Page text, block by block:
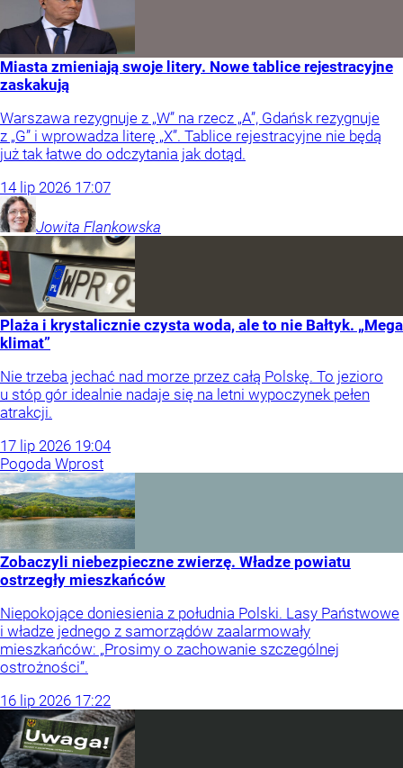
Miasta zmieniają swoje litery. Nowe tablice rejestracyjne
zaskakują
Warszawa rezygnuje z „W” na rzecz „A”, Gdańsk rezygnuje
z „G” i wprowadza literę „X”. Tablice rejestracyjne nie będą
już tak łatwe do odczytania jak dotąd.
14 lip 2026 17:07
Jowita Flankowska
Plaża i krystalicznie czysta woda, ale to nie Bałtyk. „Mega
klimat”
Nie trzeba jechać nad morze przez całą Polskę. To jezioro
u stóp gór idealnie nadaje się na letni wypoczynek pełen
atrakcji.
17 lip 2026 19:04
Pogoda Wprost
Zobaczyli niebezpieczne zwierzę. Władze powiatu
ostrzegły mieszkańców
Niepokojące doniesienia z południa Polski. Lasy Państwowe
i władze jednego z samorządów zaalarmowały
mieszkańców: „Prosimy o zachowanie szczególnej
ostrożności”.
16 lip 2026 17:22